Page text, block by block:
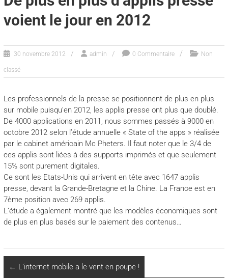
voient le jour en 2012
30 novembre 2012 admin 0 Commentaire Non
classé
Les professionnels de la presse se positionnent de plus en plus
sur mobile puisqu’en 2012, les applis presse ont plus que doublé.
De 4000 applications en 2011, nous sommes passés à 9000 en
octobre 2012 selon l’étude annuelle « State of the apps » réalisée
par le cabinet américain Mc Pheters. Il faut noter que le 3/4 de
ces applis sont liées à des supports imprimés et que seulement
15% sont purement digitales.
Ce sont les Etats-Unis qui arrivent en tête avec 1647 applis
presse, devant la Grande-Bretagne et la Chine. La France est en
7ème position avec 269 applis.
L’étude a également montré que les modèles économiques sont
de plus en plus basés sur le paiement des contenus…
← L’internet mobile a le vent en poupe !